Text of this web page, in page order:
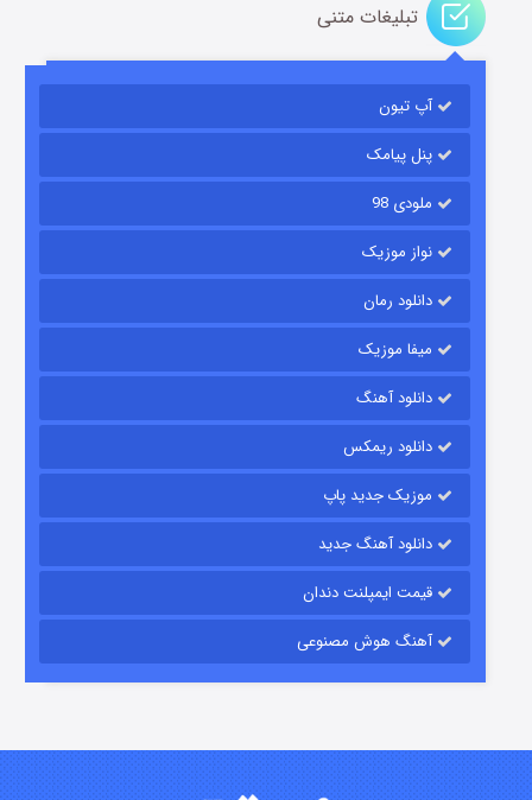
باب اسفنجی فصل ۱۷
قسمت۶ (زیرنویس) منتشر شد
قسمت۱۵ (دوبله) منتشر شد
تبلیغات متنی
آپ تیون
پنل پیامک
ملودی 98
نواز موزیک
دانلود رمان
میفا موزیک
دانلود آهنگ
دانلود ریمکس
موزیک جدید پاپ
دانلود آهنگ جدید
قیمت ایمپلنت دندان
آهنگ هوش مصنوعی